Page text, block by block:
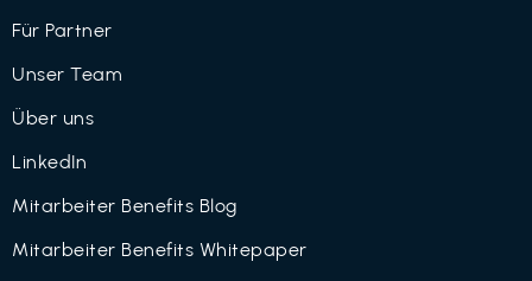
Für Partner
Unser Team
Über uns
LinkedIn
Mitarbeiter Benefits Blog
Mitarbeiter Benefits Whitepaper